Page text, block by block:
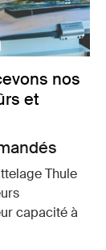
nos
et
Thule
capacité à